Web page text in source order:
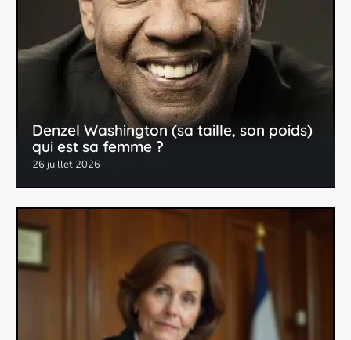
Denzel Washington (sa taille, son poids)
qui est sa femme ?
26 juillet 2026